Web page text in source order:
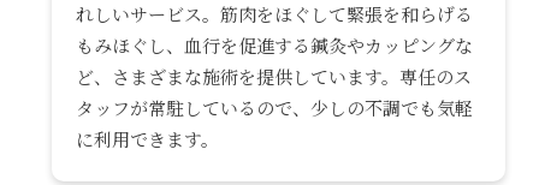
れしいサービス。筋肉をほぐして緊張を和らげる
もみほぐし、血行を促進する鍼灸やカッピングな
ど、さまざまな施術を提供しています。専任のス
タッフが常駐しているので、少しの不調でも気軽
に利用できます。